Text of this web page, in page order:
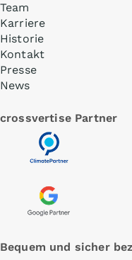
Team
Karriere
Historie
Kontakt
Presse
News
crossvertise Partner
Bequem und sicher